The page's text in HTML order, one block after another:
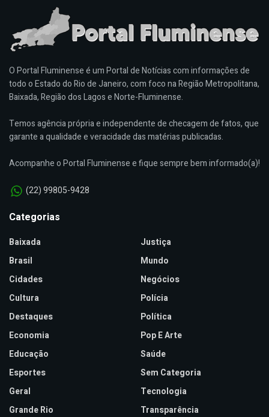
O Portal Fluminense é um Portal de Notícias com informações de
todo o Estado do Rio de Janeiro, com foco na Região Metropolitana,
Baixada, Região dos Lagos e Norte-Fluminense.
Temos agência própria e independente de checagem de fatos, que
garante a qualidade e veracidade das matérias publicadas.
Acompanhe o Portal Fluminense e fique sempre bem informado(a)!
(22) 99805-9428
Categorias
Baixada
Brasil
Cidades
Cultura
Destaques
Economia
Educação
Esportes
Geral
Grande Rio
Justiça
Mundo
Negócios
Polícia
Política
Pop E Arte
Saúde
Sem Categoria
Tecnologia
Transparência